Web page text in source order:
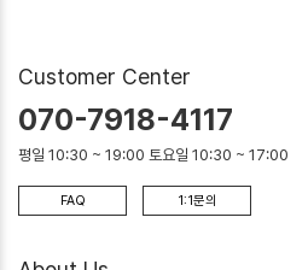
Customer Center
070-7918-4117
평일 10:30 ~ 19:00 토요일 10:30 ~ 17:00
FAQ 1:1문의